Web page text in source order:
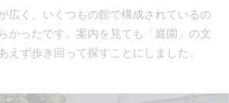
広く、いくつもの館で構成されているの
かったです。案内を見ても「庭園」の文
えず歩き回って探すことにしました。